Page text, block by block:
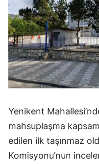
Yenikent
mahsuplaşma
edilen ilk taşınmaz
Komisyonu’nun